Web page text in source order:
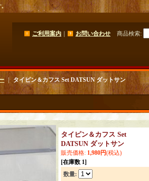
ご利用案内 お問い合わせ 商品検索:
｜ タイピン＆カフス Set DATSUN ダットサン
タイピン＆カフス Set
DATSUN ダットサン
販売価格: 1,980円(税込)
[在庫数 1]
数量: